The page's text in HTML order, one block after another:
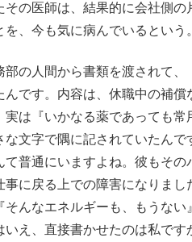
その医師は、結果的に会社側
、今も気に病んでいるという。
部の人間から書類を渡されて
んです。内容は、休職中の補
実は『いかなる薬であっても
な文字で隅に記されていたん
て普通にいますよね。彼もそ
事に戻る上での障害になりま
そんなエネルギーも、もうな
いえ、直接書かせたのは私です